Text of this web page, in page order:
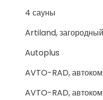
4 сауны
Artiland,
Autoplus
AVTO-RAD,
AVTO-RAD,